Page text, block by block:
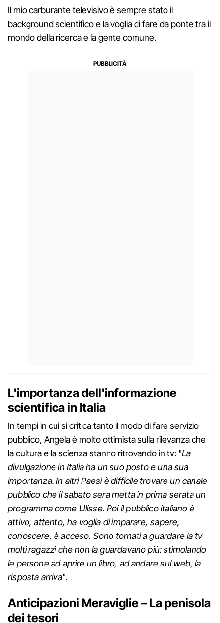
Il mio carburante televisivo è sempre stato il
background scientifico e la voglia di fare da ponte tra il
mondo della ricerca e la gente comune.
L'importanza dell'informazione
scientifica in Italia
In tempi in cui si critica tanto il modo di fare servizio
pubblico, Angela è molto ottimista sulla rilevanza che
la cultura e la scienza stanno ritrovando in tv: "La
divulgazione in Italia ha un suo posto e una sua
importanza. In altri Paesi è difficile trovare un canale
pubblico che il sabato sera metta in prima serata un
programma come Ulisse. Poi il pubblico italiano è
attivo, attento, ha voglia di imparare, sapere,
conoscere, è acceso. Sono tornati a guardare la tv
molti ragazzi che non la guardavano più: stimolando
le persone ad aprire un libro, ad andare sul web, la
risposta arriva".
Anticipazioni Meraviglie – La penisola
dei tesori